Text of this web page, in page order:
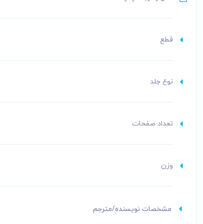
قطع
نوع جلد
تعداد صفحات
وزن
مشخصات نویسنده/مترجم